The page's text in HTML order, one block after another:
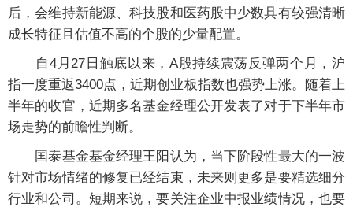
后，会维持新能源、科技股和医药股中少数具有较强清晰
成长特征且估值不高的个股的少量配置。
自4月27日触底以来，A股持续震荡反弹两个月，沪
指一度重返3400点，近期创业板指数也强势上涨。随着上
半年的收官，近期多名基金经理公开发表了对于下半年市
场走势的前瞻性判断。
国泰基金基金经理王阳认为，当下阶段性最大的一波
针对市场情绪的修复已经结束，未来则更多是要精选细分
行业和公司。短期来说，要关注企业中报业绩情况，也要